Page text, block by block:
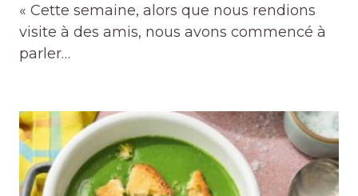
« Cette semaine, alors que nous rendions
visite à des amis, nous avons commencé à
parler…